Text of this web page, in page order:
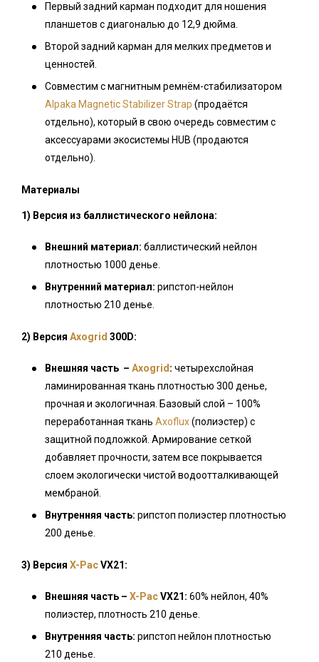
Первый задний карман подходит для ношения
планшетов с диагональю до 12,9 дюйма.
Второй задний карман для мелких предметов и
ценностей.
Совместим с магнитным ремнём-стабилизатором
Alpaka Magnetic Stabilizer Strap (продаётся
отдельно), который в свою очередь совместим с
аксессуарами экосистемы HUB (продаются
отдельно).
Материалы
1) Версия из баллистического нейлона:
Внешний материал: баллистический нейлон
плотностью 1000 денье.
Внутренний материал: рипстоп-нейлон
плотностью 210 денье.
2) Версия Axogrid 300D:
Внешняя часть – Axogrid : четырехслойная
ламинированная ткань плотностью 300 денье,
прочная и экологичная. Базовый слой – 100%
переработанная ткань Axoflux(полиэстер) с
защитной подложкой. Армирование сеткой
добавляет прочности, затем все покрывается
слоем экологически чистой водоотталкивающей
мембраной.
Внутренняя часть: рипстоп полиэстер плотностью
200 денье.
3) Версия X-PacVX21:
Внешняя часть – X-PacVX21: 60% нейлон, 40%
полиэстер, плотность 210 денье.
Внутренняя часть: рипстоп нейлон плотностью
210 денье.